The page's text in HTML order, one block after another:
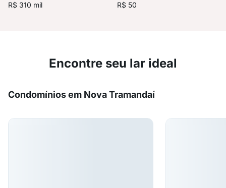
R$ 310 mil
R$ 50
Encontre seu lar ideal
Condomínios em Nova Tramandaí